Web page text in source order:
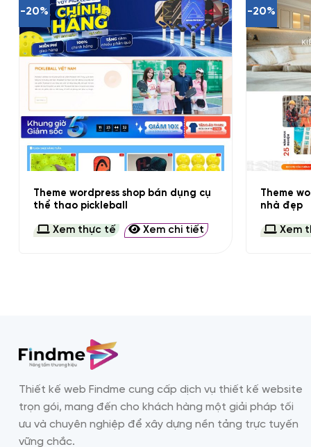
-20%
+
Theme wordpress shop bán dụng cụ
thể thao pickleball
Xem thực tế Xem chi tiết
-20%
Theme
nhà đẹp
Xem
Thiết kế web Findme cung cấp dịch vụ thiết kế website
trọn gói, mang đến cho khách hàng một giải pháp tối
ưu và chuyên nghiệp để xây dựng nền tảng trực tuyến
vững chắc.